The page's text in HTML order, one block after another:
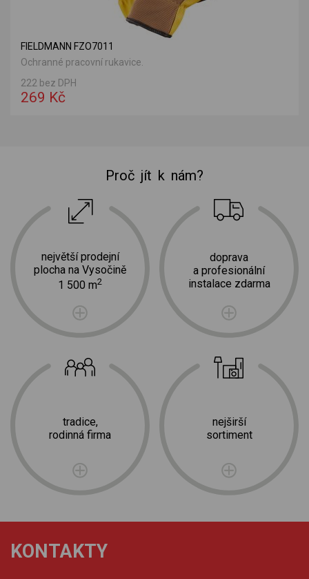
FIELDMANN FZO7011
Ochranné pracovní rukavice.
222 bez DPH
269 Kč
Proč jít k nám?
největší prodejní
plocha na Vysočině
1 500 m2
tradice,
rodinná firma
doprava
a profesionální
instalace zdarma
nejširší
sortiment
KONTAKTY